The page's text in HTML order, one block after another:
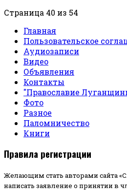
Страница 40 из 54
Главная
Пользовательское
Аудиозаписи
Видео
Объявления
Контакты
"Православие
Фото
Разное
Паломничество
Книги
Правила регистрации
Желающим стать авторами сайта
написать заявление о принятии в